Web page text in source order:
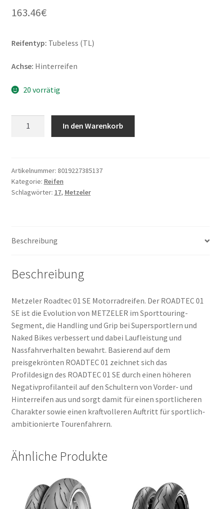
163.46€
Reifentyp: Tubeless (TL)
Achse: Hinterreifen
20 vorrätig
190/55
ZR
17
Menge
In den Warenkorb
Artikelnummer: 8019227385137
Kategorie: Reifen
Schlagwörter: 17, Metzeler
Beschreibung
Beschreibung
Metzeler Roadtec 01 SE Motorradreifen. Der ROADTEC 01
SE ist die Evolution von METZELER im Sporttouring-
Segment, die Handling und Grip bei Supersportlern und
Naked Bikes verbessert und dabei Laufleistung und
Nassfahrverhalten bewahrt. Basierend auf dem
preisgekrönten ROADTEC 01 zeichnet sich das
Profildesign des ROADTEC 01 SE durch einen höheren
Negativprofilanteil auf den Schultern von Vorder- und
Hinterreifen aus und sorgt damit für einen sportlicheren
Charakter sowie einen kraftvolleren Auftritt für sportlich-
ambitionierte Tourenfahrern.
Ähnliche Produkte